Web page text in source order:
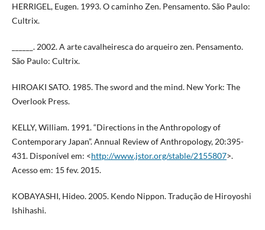
HERRIGEL, Eugen. 1993. O caminho Zen. Pensamento. São Paulo:
Cultrix.
______. 2002. A arte cavalheiresca do arqueiro zen. Pensamento.
São Paulo: Cultrix.
HIROAKI SATO. 1985. The sword and the mind. New York: The
Overlook Press.
KELLY, William. 1991. “Directions in the Anthropology of
Contemporary Japan”. Annual Review of Anthropology, 20:395-
431. Disponível em: <http://www.jstor.org/stable/2155807>.
Acesso em: 15 fev. 2015.
KOBAYASHI, Hideo. 2005. Kendo Nippon. Tradução de Hiroyoshi
Ishihashi.